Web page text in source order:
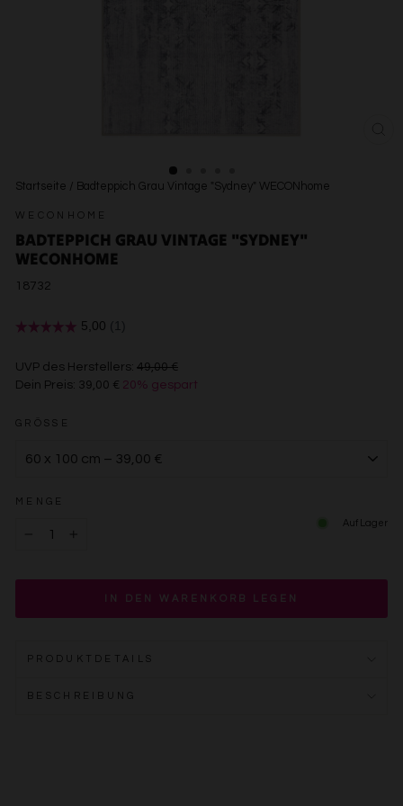
Startseite / Badteppich Grau Vintage "Sydney" WECONhome
WECONHOME
BADTEPPICH GRAU VINTAGE "SYDNEY"
WECONHOME
18732
UVP des Herstellers: 49,00 €€49,00
Dein Preis: 39,00 € 20% gespart
GRÖSSE
MENGE
Auf Lager
IN DEN WARENKORB LEGEN
PRODUKTDETAILS
BESCHREIBUNG